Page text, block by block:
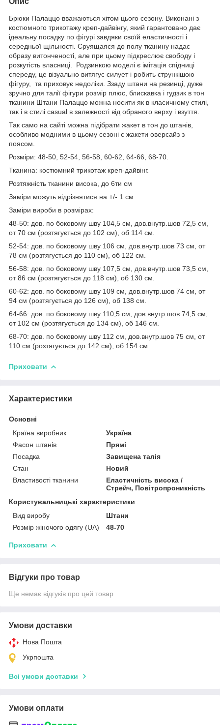
Брюки Палаццо вважаються хітом цього сезону. Виконані з
костюмного трикотажу креп-дайвінгу, який гарантовано дає
ідеальну посадку по фігурі завдяки своїй еластичності і
середньої щільності. Сруящаяся до полу тканину надає
образу витонченості, але при цьому підкреслює свободу і
розкутість власниці. Родзинкою моделі є імітація спідниці
спереду, це візуально витягує силует і робить стрункішою
фігуру, та приховує недоліки. Ззаду штани на резинці, дуже
зручно для талії фігури розмір плюс, блискавка і гудзик в тон
тканини Штани Палаццо можна носити як в класичному стилі,
так і в стилі casual в залежності від обраного верху і взуття.
Так само на сайті можна підібрати жакет в тон до штанів,
особливо модними в цьому сезоні є жакети оверсайз з
поясом.
Розміри: 48-50, 52-54, 56-58, 60-62, 64-66, 68-70.
Тканина: костюмний трикотаж креп-дайвінг.
Розтяжність тканини висока, до 6ти см
Заміри можуть відрізнятися на +/- 1 см
Заміри вироби в розмірах:
48-50: дов. по боковому шву 104,5 см, дов.внутр.шов 72,5 см,
от 70 см (розтягується до 102 см), об 114 см.
52-54: дов. по боковому шву 106 см, дов.внутр.шов 73 см, от
78 см (розтягується до 110 см), об 122 см.
56-58: дов. по боковому шву 107,5 см, дов.внутр.шов 73,5 см,
от 86 см (розтягується до 118 см), об 130 см.
60-62: дов. по боковому шву 109 см, дов.внутр.шов 74 см, от
94 см (розтягується до 126 см), об 138 см.
64-66: дов. по боковому шву 110,5 см, дов.внутр.шов 74,5 см,
от 102 см (розтягується до 134 см), об 146 см.
68-70: дов. по боковому шву 112 см, дов.внутр.шов 75 см, от
110 см (розтягується до 142 см), об 154 см.
Приховати
Характеристики
Основні
Країна виробник
Україна
Фасон штанів
Прямі
Посадка
Завищена талія
Стан
Новий
Властивості тканини
Еластичність висока /
Стрейч, Повітропроникність
Користувальницькі характеристики
Вид виробу
Штани
Розмір жіночого одягу (UA)
48-70
Приховати
Відгуки про товар
Ще немає відгуків про цей товар
Умови доставки
Нова Пошта
Укрпошта
Всі умови доставки
Умови оплати